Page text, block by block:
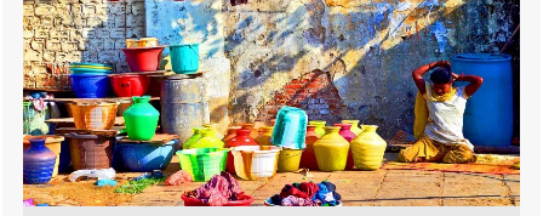
Грязь, антисанитария, да еще и при высокой
рождаемости провоцируют мутации у детей